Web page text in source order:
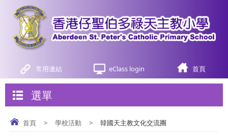
常用連結 eClass login 首頁
選單
首頁 > 學校活動 > 韓國天主教文化交流團